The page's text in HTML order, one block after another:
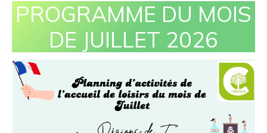
PROGRAMME DU MOIS
DE JUILLET 2026